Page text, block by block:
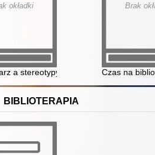
okładki
a stereotypy
Brak
Czas na
BIBLIOTERAPIA